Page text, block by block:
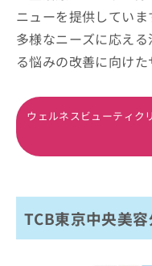
ニューを提供していま
多様なニーズに応え
る悩みの改善に向けた
ウェルネスビューティク
TCB東京中央美